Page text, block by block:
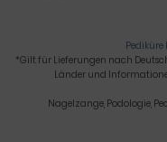
*Gilt für Lieferungen nach
Länder und
Nagelzange, Podologie,